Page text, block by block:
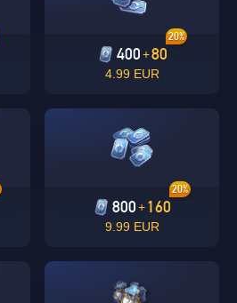
400+80
20%
4.99 EUR
800+160
20%
9.99 EUR